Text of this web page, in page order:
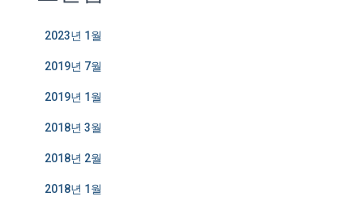
2023년 1월
2019년 7월
2019년 1월
2018년 3월
2018년 2월
2018년 1월